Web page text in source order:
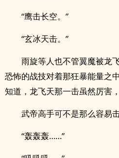
“鹰击长空。”
“玄冰天击。”
雨旋等人也不管翼魔被龙
恐怖的战技对着那狂暴能量之
知道，龙飞天那一击虽然厉害
武帝高手可不是那么容易击
“轰轰轰……”